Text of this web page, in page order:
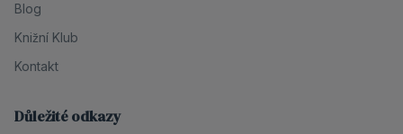
Blog
Knižní Klub
Kontakt
Důležité odkazy